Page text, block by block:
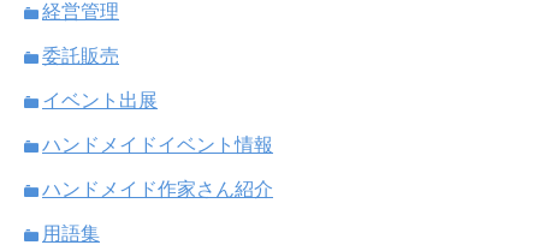
経営管理
委託販売
イベント出展
ハンドメイドイベント情報
ハンドメイド作家さん紹介
用語集